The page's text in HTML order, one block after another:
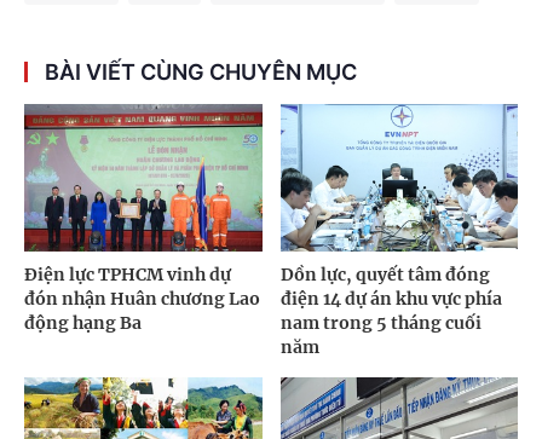
BÀI VIẾT CÙNG CHUYÊN MỤC
Điện lực TPHCM vinh dự
đón nhận Huân chương Lao
động hạng Ba
Dồn lực, quyết tâm đóng
điện 14 dự án khu vực phía
nam trong 5 tháng cuối
năm